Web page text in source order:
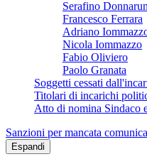
Serafino
Francesco Ferrara
Adriano
Nicola Iommazzo
Fabio Oliviero
Paolo Granata
Soggetti cessati
Titolari di incarichi
Atto di nomina Sindaco
Sanzioni per mancata
Espandi